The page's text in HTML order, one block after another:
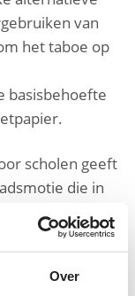
Over
van
het taboe op
basisbehoefte
scholen geeft
die in
voor het
jaar. Penny
“Het
met de